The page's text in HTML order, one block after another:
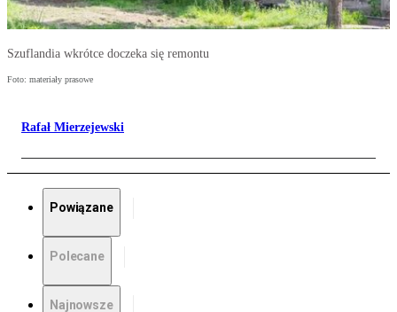
Szuflandia wkrótce doczeka się remontu
Foto: materiały prasowe
Rafał Mierzejewski
Powiązane
Polecane
Najnowsze